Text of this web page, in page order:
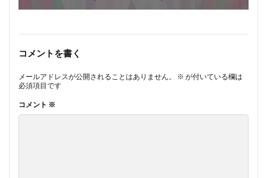
コメントを書く
メールアドレスが公開されることはありません。 ※ が付いている欄は
必須項目です
コメント ※